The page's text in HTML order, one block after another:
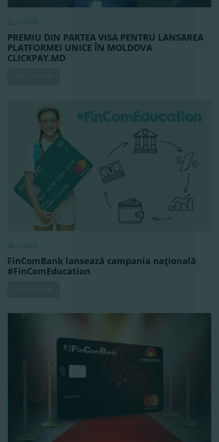
22.11.2019
PREMIU DIN PARTEA VISA PENTRU LANSAREA
PLATFORMEI UNICE ÎN MOLDOVA
CLICKPAY.MD
06.11.2019
FinComBank lansează campania naţională
#FinComEducation